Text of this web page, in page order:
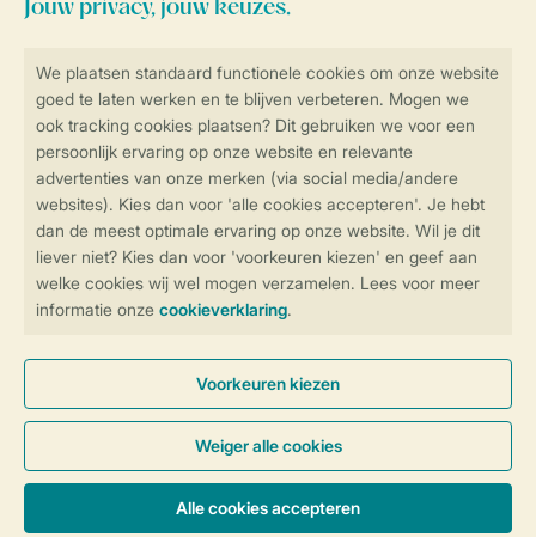
Controle over jouw gegevens &
Instellingen wijzigen
Veilig en snel online boeken
Veilige gegevensoverdracht
Veilige betaling
Blijf op de hoogte
Algemene Voorwaarden Privacy Notice
Cookies en banners
Toegankelijkheid © 2026 Landal